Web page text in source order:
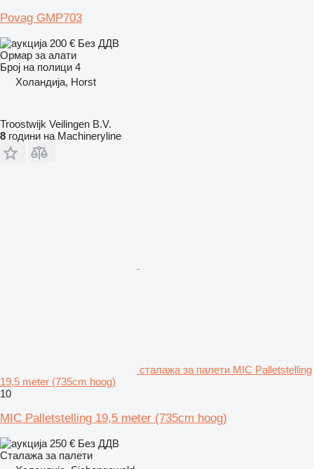
Povag GMP703
200 € Без ДДВ
Ормар за алати
Број на полици 4
Холандија, Horst
Troostwijk Veilingen B.V.
8 години на Machineryline
сталажа за палети MIC Palletstelling
19,5 meter (735cm hoog)
10
MIC Palletstelling 19,5 meter (735cm hoog)
250 € Без ДДВ
Сталажа за палети